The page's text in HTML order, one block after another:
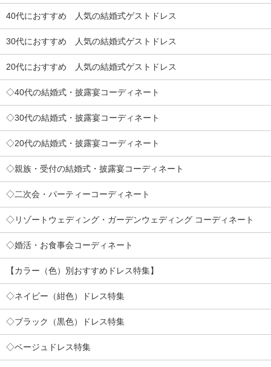
40代におすすめ 人気の結婚式ゲストドレス
30代におすすめ 人気の結婚式ゲストドレス
20代におすすめ 人気の結婚式ゲストドレス
◇40代の結婚式・披露宴コーディネート
◇30代の結婚式・披露宴コーディネート
◇20代の結婚式・披露宴コーディネート
◇親族・受付の結婚式・披露宴コーディネート
◇二次会・パーティーコーディネート
◇リゾートウェディング・ガーデンウェディング コーディネート
◇婚活・お食事会コーディネート
【カラー（色）別おすすめドレス特集】
◇ネイビー（紺色）ドレス特集
◇ブラック（黒色）ドレス特集
◇ベージュドレス特集